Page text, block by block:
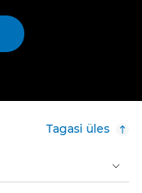
Tagasi üles